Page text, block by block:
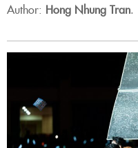
Author: Hong Nhung Tran.